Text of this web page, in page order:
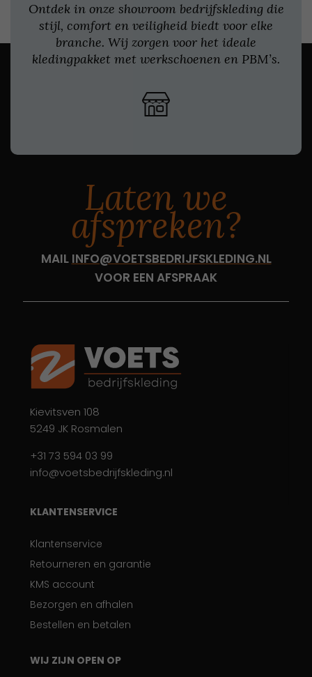
Ontdek in onze showroom bedrijfskleding die
stijl, comfort en veiligheid biedt voor elke
branche. Wij zorgen voor het ideale
kledingpakket met werkschoenen en PBM’s.
Laten we
afspreken?
MAIL INFO@VOETSBEDRIJFSKLEDING.NL
VOOR EEN AFSPRAAK
Kievitsven 108
5249 JK Rosmalen
+31 73 594 03 99
info@voetsbedrijfskleding.nl
KLANTENSERVICE
Klantenservice
Retourneren en garantie
KMS account
Bezorgen en afhalen
Bestellen en betalen
WIJ ZIJN OPEN OP